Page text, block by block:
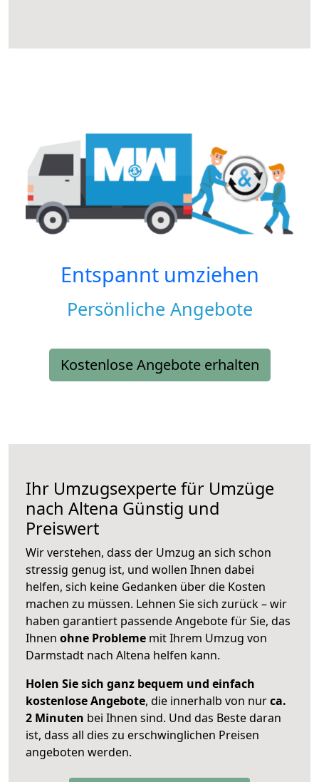
Entspannt umziehen
Persönliche Angebote
Kostenlose Angebote erhalten
Ihr Umzugsexperte für Umzüge
nach Altena Günstig und
Preiswert
Wir verstehen, dass der Umzug an sich schon
stressig genug ist, und wollen Ihnen dabei
helfen, sich keine Gedanken über die Kosten
machen zu müssen. Lehnen Sie sich zurück – wir
haben garantiert passende Angebote für Sie, das
Ihnen ohne Probleme mit Ihrem Umzug von
Darmstadt nach Altena helfen kann.
Holen Sie sich ganz bequem und einfach
kostenlose Angebote, die innerhalb von nurca.
2 Minuten bei Ihnen sind. Und das Beste daran
ist, dass all dies zu erschwinglichen Preisen
angeboten werden.